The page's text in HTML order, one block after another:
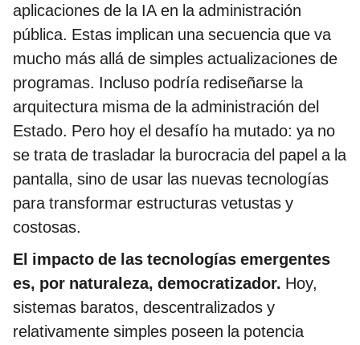
aplicaciones de la IA en la administración
pública. Estas implican una secuencia que va
mucho más allá de simples actualizaciones de
programas. Incluso podría rediseñarse la
arquitectura misma de la administración del
Estado. Pero hoy el desafío ha mutado: ya no
se trata de trasladar la burocracia del papel a la
pantalla, sino de usar las nuevas tecnologías
para transformar estructuras vetustas y
costosas.
El impacto de las tecnologías emergentes
es, por naturaleza, democratizador. Hoy,
sistemas baratos, descentralizados y
relativamente simples poseen la potencia